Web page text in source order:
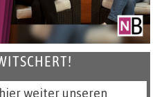
weiter unseren